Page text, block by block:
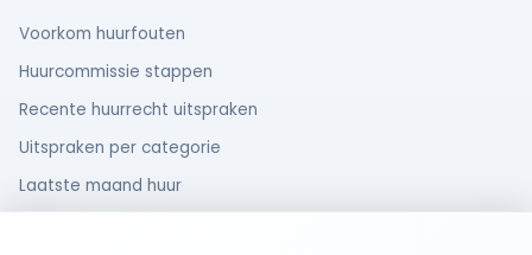
Voorkom huurfouten
Huurcommissie stappen
Recente huurrecht uitspraken
Uitspraken per categorie
Laatste maand huur